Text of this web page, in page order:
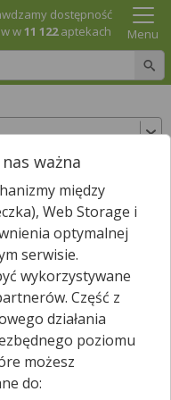
dostępność
w11 122aptekach Menu
posiadają
ważna
między
Web Storage i
optymalnej
serwisie.
wykorzystywane
Część z
działania
poziomu
możesz
do: